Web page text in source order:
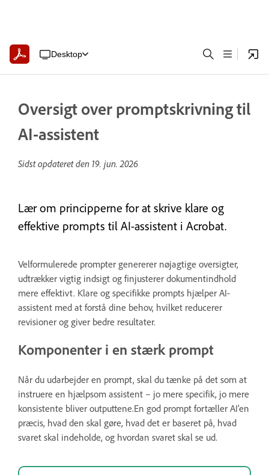
Desktop
Oversigt over promptskrivning til
AI-assistent
Sidst opdateret den 19. jun. 2026
Lær om principperne for at skrive klare og
effektive prompts til AI-assistent i Acrobat.
Velformulerede prompter genererer nøjagtige oversigter,
udtrækker vigtig indsigt og finjusterer dokumentindhold
mere effektivt. Klare og specifikke prompts hjælper AI-
assistent med at forstå dine behov, hvilket reducerer
revisioner og giver bedre resultater.
Komponenter i en stærk prompt
Når du udarbejder en prompt, skal du tænke på det som at
instruere en hjælpsom assistent – jo mere specifik, jo mere
konsistente bliver outputtene.En god prompt fortæller AI’en
præcis, hvad den skal gøre, hvad det er baseret på, hvad
svaret skal indeholde, og hvordan svaret skal se ud.